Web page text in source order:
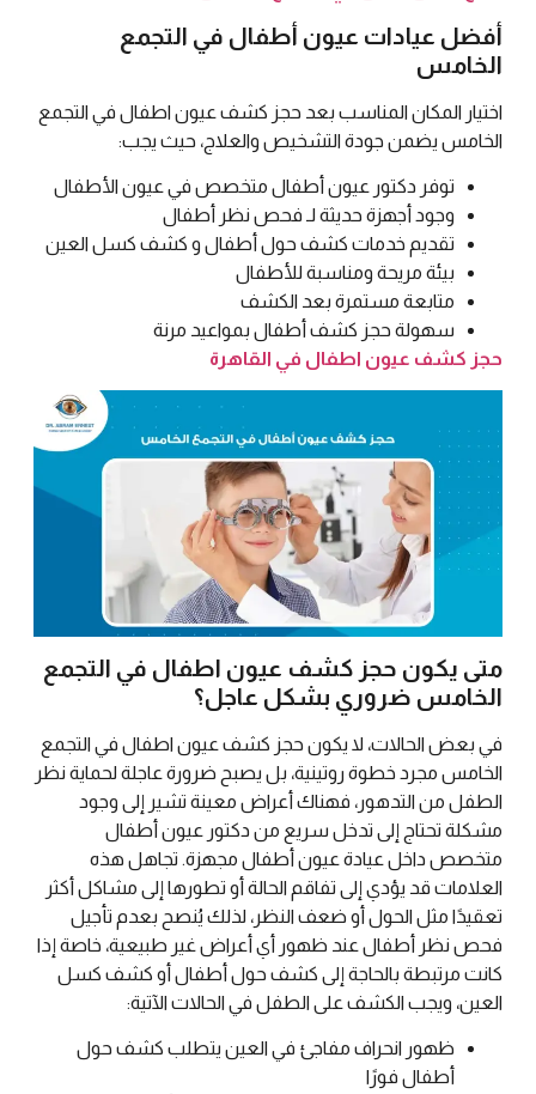
أفضل عيادات عيون أطفال في التجمع
الخامس
اختيار المكان المناسب بعد حجز كشف عيون اطفال في التجمع
الخامس يضمن جودة التشخيص والعلاج، حيث يجب:
توفر دكتور عيون أطفال متخصص في عيون الأطفال
وجود أجهزة حديثة لـ فحص نظر أطفال
تقديم خدمات كشف حول أطفال و كشف كسل العين
بيئة مريحة ومناسبة للأطفال
متابعة مستمرة بعد الكشف
سهولة حجز كشف أطفال بمواعيد مرنة
حجز كشف عيون اطفال في القاهرة
متى يكون حجز كشف عيون اطفال في التجمع
الخامس ضروري بشكل عاجل؟
في بعض الحالات، لا يكون حجز كشف عيون اطفال في التجمع
الخامس مجرد خطوة روتينية، بل يصبح ضرورة عاجلة لحماية نظر
الطفل من التدهور، فهناك أعراض معينة تشير إلى وجود
مشكلة تحتاج إلى تدخل سريع من دكتور عيون أطفال
متخصص داخل عيادة عيون أطفال مجهزة. تجاهل هذه
العلامات قد يؤدي إلى تفاقم الحالة أو تطورها إلى مشاكل أكثر
تعقيدًا مثل الحول أو ضعف النظر، لذلك يُنصح بعدم تأجيل
فحص نظر أطفال عند ظهور أي أعراض غير طبيعية، خاصة إذا
كانت مرتبطة بالحاجة إلى كشف حول أطفال أو كشف كسل
العين، ويجب الكشف على الطفل في الحالات الآتية:
ظهور انحراف مفاجئ في العين يتطلب كشف حول
أطفال فورًا